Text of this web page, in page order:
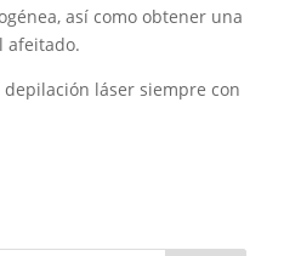
así como obtener una
afeitado.
láser siempre con